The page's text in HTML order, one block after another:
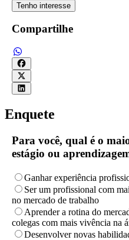
Tenho interesse
Compartilhe
Enquete
Para você, qual é o
estágio ou
Ganhar experiência
Ser um profissional com
no mercado de trabalho
Aprender a rotina do
colegas com mais vivência na
Desenvolver novas